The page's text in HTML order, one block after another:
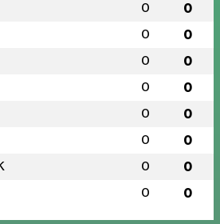
0 0
0 0
0 0
0 0
0 0
0 0
0 0
0 0